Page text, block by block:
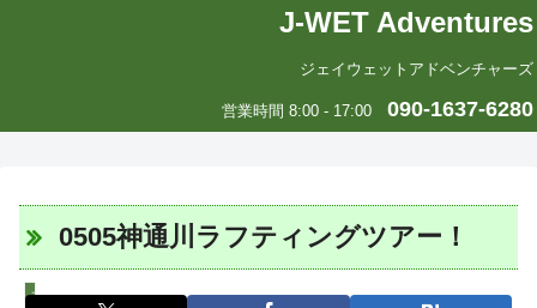
J-WET Adventures
ジェイウェットアドベンチャーズ
営業時間 8:00 - 17:00 090-1637-6280
0505神通川ラフティングツアー！
スタッフツアー日誌